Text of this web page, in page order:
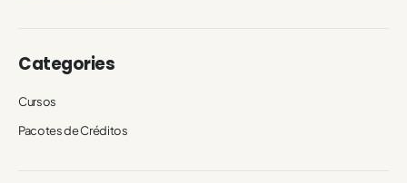
Categories
Cursos
Pacotes de Créditos